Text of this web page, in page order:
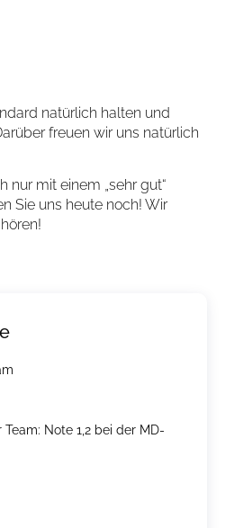
natürlich halten und
freuen wir uns natürlich
nur mit einem „sehr gut“
Sie uns heute noch! Wir
Note 1,2 bei der MD-